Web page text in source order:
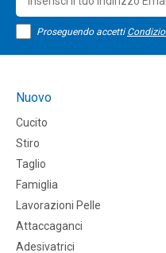
Proseguendo accetti
Nuovo
Cucito
Stiro
Taglio
Famiglia
Lavorazioni Pelle
Attaccaganci
Adesivatrici